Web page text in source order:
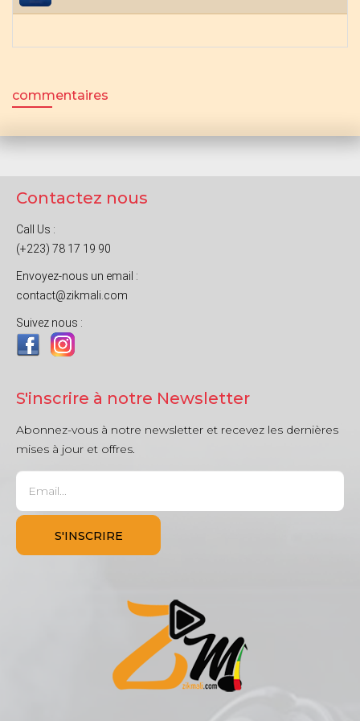
commentaires
Contactez nous
Call Us :
(+223) 78 17 19 90
Envoyez-nous un email :
contact@zikmali.com
Suivez nous :
S'inscrire à notre Newsletter
Abonnez-vous à notre newsletter et recevez les dernières
mises à jour et offres.